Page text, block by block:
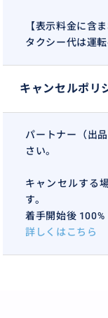
【表示料金に含
タクシー代は運
キャンセルポリ
パートナー（出
さい。
キャンセルする
す。
着手開始後 100%
詳しくはこちら